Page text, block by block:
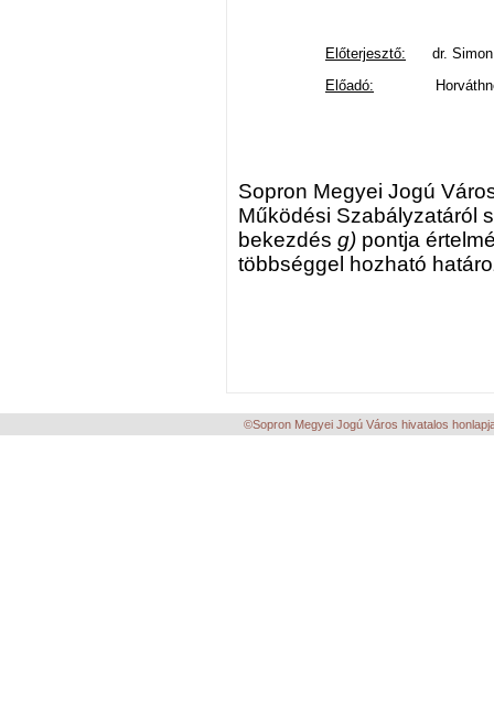
Előterjesztő: dr. Simon
Előadó: Horváthné
Sopron Megyei Jogú
Működési Szabályzatáról
bekezdés g) pontja
többséggel hozható
©Sopron Megyei Jogú Város hivatalos